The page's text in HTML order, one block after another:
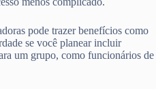
pode trazer benefícios como
se você planear incluir
um grupo, como funcionários de